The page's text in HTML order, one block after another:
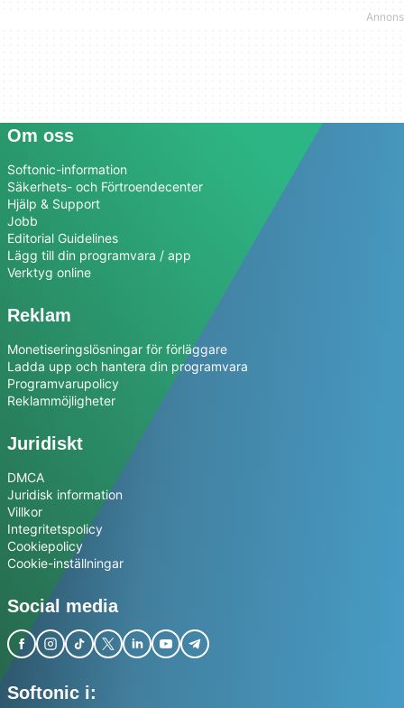
Om oss
Softonic-information
Säkerhets- och Förtroendecenter
Hjälp & Support
Jobb
Editorial Guidelines
Lägg till din programvara / app
Verktyg online
Reklam
Monetiseringslösningar för förläggare
Ladda upp och hantera din programvara
Programvarupolicy
Reklammöjligheter
Juridiskt
DMCA
Juridisk information
Villkor
Integritetspolicy
Cookiepolicy
Cookie-inställningar
Social media
Softonic i: